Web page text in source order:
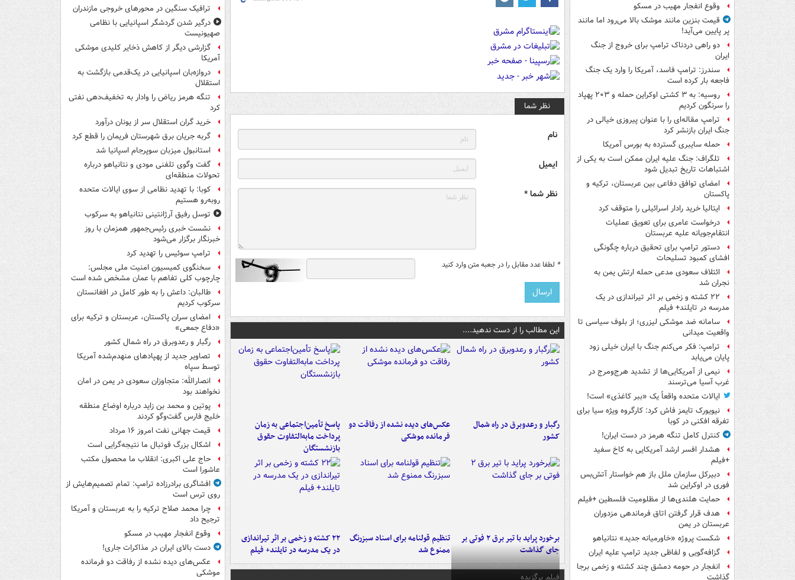
وقوع انفجار مهیب در مسکو
قیمت بنزین مانند موشک بالا می‌رود اما مانند
پر پایین می‌آید!
دو راهی دردناک ترامپ برای خروج از جنگ
ایران
سندرز: ترامپ فاسد، آمریکا را وارد یک جنگ
فاجعه بار کرده است
روسیه: به ۳ کشتی اوکراین حمله و ۲۰۳ پهپاد
را سرنگون کردیم
ترامپ مقاله‌ای را با عنوان پیروزی خیالی در
جنگ ایران بازنشر کرد
حمله سایبری گسترده به بورس آمریکا
تلگراف: جنگ علیه ایران ممکن است به یکی از
اشتباهات تاریخ تبدیل شود
امضای توافق دفاعی بین عربستان، ترکیه و
پاکستان
ایتالیا خرید رادار اسرائیلی را متوقف کرد
درخواست عامری برای تعویق عملیات
انتقام‌جویانه علیه عربستان
دستور ترامپ برای تحقیق درباره چگونگی
افشای کمبود تسلیحات
ائتلاف سعودی مدعی حمله ارتش یمن به
نجران شد
۲۲ کشته و زخمی بر اثر تیراندازی در یک
مدرسه در تایلند+ فیلم
سامانه ضد موشکی لیزری؛ از بلوف سیاسی تا
واقعیت میدانی
ترامپ: فکر می‌کنم جنگ با ایران خیلی زود
پایان می‌یابد
نیمی از آمریکایی‌ها از تشدید هرج‌ومرج در
غرب آسیا می‌ترسند
ایالات متحده واقعاً یک «ببر کاغذی» است!
نیویورک تایمز فاش کرد: کارگروه ویژه سیا برای
تفرقه افکنی در کوبا
کنترل کامل تنگه هرمز در دست ایران!
هشدار افسر ارشد آمریکایی به کاخ سفید
+فیلم
دبیرکل سازمان ملل باز هم خواستار آتش‌بس
فوری در اوکراین شد
حمایت هلندی‌ها از مظلومیت فلسطین +فیلم
هدف قرار گرفتن اتاق‌ فرماندهی مزدوران
عربستان در یمن
شکست پروژه «خاورمیانه جدید» نتانیاهو
گزافه‌گویی و لفاظی جدید ترامپ علیه ایران
انفجار در حومه دمشق چند کشته و زخمی برجا
گذاشت
نظر شما
نام
ایمیل
نظر شما *
* لطفا عدد مقابل را در جعبه متن وارد کنید
این مطالب را از دست ندهید....
رگبار و رعدوبرق در راه شمال
کشور
عکس‌های دیده نشده از رفاقت دو
فرمانده‌ موشکی
پاسخ تأمین‌اجتماعی به زمان
پرداخت مابه‌التفاوت حقوق
بازنشستگان
برخورد پراید با تیر برق ۲ فوتی بر
جای گذاشت
تنظیم قولنامه برای اسناد سبزرنگ
ممنوع شد
۲۲ کشته و زخمی بر اثر تیراندازی
در یک مدرسه در تایلند+ فیلم
فیلم برگزیده
ترافیک سنگین در محورهای خروجی مازندران
درگیر شدن گردشگر اسپانیایی با نظامی
صهیونیست
گزارشی دیگر از کاهش ذخایر کلیدی موشکی
آمریکا
دروازه‌بان اسپانیایی در یک‌قدمی بازگشت به
استقلال
تنگه هرمز ریاض را وادار به تخفیف‌دهی نفتی
کرد
خرید گران استقلال سر از یونان درآورد
گربه جریان برق شهرستان فریمان را قطع کرد
استانبول میزبان سوپرجام اسپانیا شد
گفت وگوی تلفنی مودی و نتانیاهو درباره
تحولات منطقه‌ای
کوبا: با تهدید نظامی از سوی ایالات متحده
روبه‌رو هستیم
توسل رفیق آرژانتینی نتانیاهو به سرکوب
نشست خبری رئیس‌جمهور همزمان با روز
خبرنگار برگزار می‌شود
ترامپ سوئیس را تهدید کرد
سخنگوی کمیسیون امنیت ملی مجلس:
چارچوب کلی تفاهم با عمان مشخص شده است
طالبان: داعش را به طور کامل در افغانستان
سرکوب کردیم
امضای سران پاکستان، عربستان و ترکیه برای
«دفاع جمعی»
رگبار و رعدوبرق در راه شمال کشور
تصاویر جدید از پهپادهای منهدم‌شده آمریکا
توسط سپاه
انصارالله: متجاوزان سعودی در یمن در امان
نخواهند بود
پوتین و محمد بن زاید درباره اوضاع منطقه
خلیج فارس گفت‌وگو کردند
قیمت جهانی نفت امروز ۱۶ مرداد
اشکال بزرگ فوتبال ما نتیجه‌گرایی است
حاج علی اکبری: انقلاب ما محصول مکتب
عاشورا است
افشاگری برادرزاده ترامپ: تمام تصمیم‌هایش از
روی ترس است
چرا محمد صلاح ترکیه را به عربستان و آمریکا
ترجیح داد
وقوع انفجار مهیب در مسکو
دست بالای ایران در مذاکرات جاری!
عکس‌های دیده نشده از رفاقت دو فرمانده‌
موشکی